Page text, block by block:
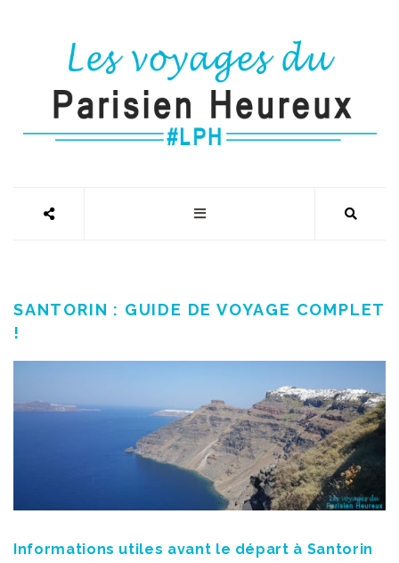
SANTORIN : GUIDE DE VOYAGE COMPLET
!
Informations utiles avant le départ à Santorin